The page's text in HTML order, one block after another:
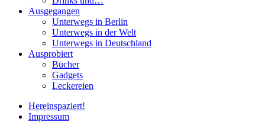
Ausgegangen
Unterwegs in Berlin
Unterwegs in der Welt
Unterwegs in Deutschland
Ausprobiert
Bücher
Gadgets
Leckereien
Hereinspaziert!
Impressum